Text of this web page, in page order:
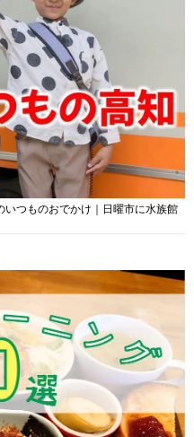
いつものおでかけ｜日曜市に水族館